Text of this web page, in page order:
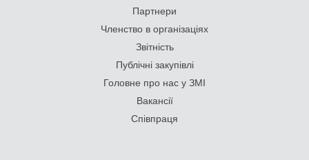
Партнери
Членство в організаціях
Звітність
Публічні закупівлі
Головне про нас у ЗМІ
Вакансії
Співпраця